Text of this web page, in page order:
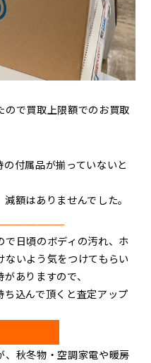
ので買取上限額でのお買取
付属品が揃っていないと
額はありませんでした。
日頃のボディの汚れ、ホ
いよう気をつけてもらい
ありますので、
込んで頂くと査定アップ
、秋冬物・空調家電や暖房